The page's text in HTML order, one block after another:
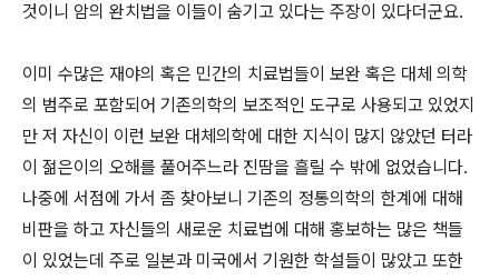
것이니 암의 완치법을 이들이 숨기고 있다는 주장이 있다더군요.
이미 수많은 재야의 혹은 민간의 치료법들이 보완 혹은 대체 의학
의 범주로 포함되어 기존의학의 보조적인 도구로 사용되고 있었지
만 저 자신이 이런 보완 대체의학에 대한 지식이 많지 않았던 터라
이 젊은이의 오해를 풀어주느라 진땀을 흘릴 수 밖에 없었습니다.
나중에 서점에 가서 좀 찾아보니 기존의 정통의학의 한계에 대해
비판을 하고 자신들의 새로운 치료법에 대해 홍보하는 많은 책들
이 있었는데 주로 일본과 미국에서 기원한 학설들이 많았고 또한